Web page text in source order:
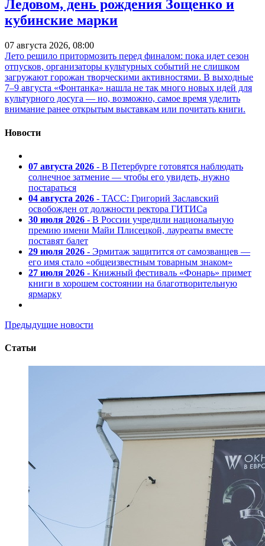
Ледовом, день рождения Зощенко и
кубинские марки
07 августа 2026, 08:00
Лето решило притормозить перед финалом: пока идет сезон
отпусков, организаторы культурных событий не слишком
загружают горожан творческими активностями. В выходные
7–9 августа «Фонтанка» нашла не так много новых идей для
культурного досуга — но, возможно, самое время уделить
внимание ранее открытым выставкам или почитать книги.
Новости
07 августа 2026 - В Петербурге готовятся наблюдать
солнечное затмение — чтобы его увидеть, нужно
постараться
04 августа 2026 - ТАСС: Григорий Заславский
освобожден от должности ректора ГИТИСа
30 июля 2026 - В России учредили национальную
премию имени Майи Плисецкой, лауреаты вместе
поставят балет
29 июля 2026 - Эрмитаж защитится от самозванцев —
его имя стало «общеизвестным товарным знаком»
27 июля 2026 - Книжный фестиваль «Фонарь» примет
книги в хорошем состоянии на благотворительную
ярмарку
Предыдущие новости
Статьи